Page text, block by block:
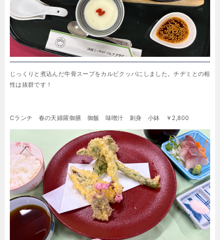
じっくりと煮込んだ牛骨スープをカルビクッパにしました。チヂミとの相
性は抜群です！
Cランチ 春の天婦羅御膳 御飯 味噌汁 刺身 小鉢 ￥2,800